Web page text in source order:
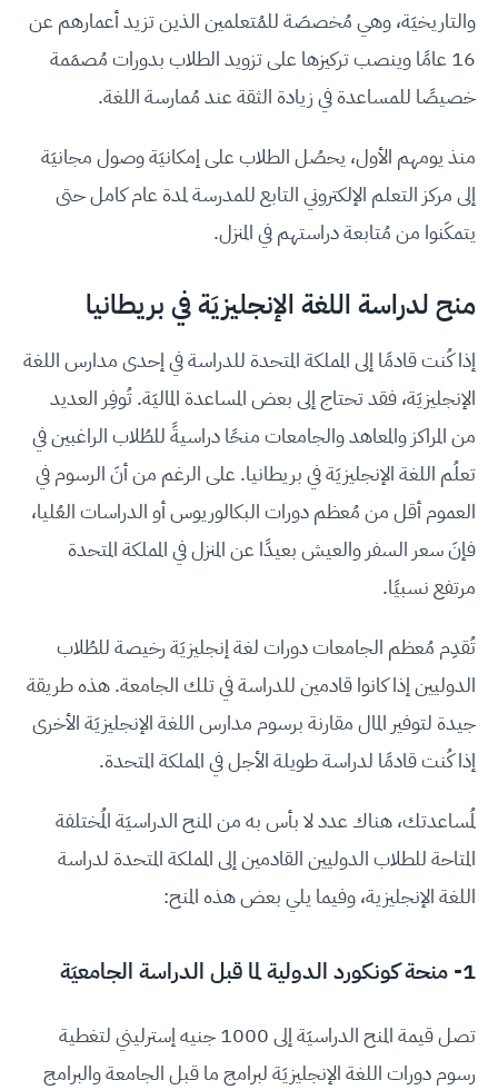
والتاريخيَة، وهي مُخصصَة للمُتعلمين الذين تزيد أعمارهم عن
16 عامًا وينصب تركيزها على تزويد الطلاب بدورات مُصمَمة
خصيصًا للمساعدة في زيادة الثقة عند مُمارسة اللغة.
منذ يومهم الأول، يحصُل الطلاب على إمكانيَة وصول مجانيَة
إلى مركز التعلم الإلكتروني التابع للمدرسة لمدة عام كامل حتى
يتمكَنوا من مُتابعة دراستهم في المنزل.
منح لدراسة اللغة الإنجليزيَة في بريطانيا
إذا كُنت قادمًا إلى المملكة المتحدة للدراسة في إحدى مدارس اللغة
الإنجليزيَة، فقد تحتاج إلى بعض المساعدة الماليَة. تُوفِر العديد
من المراكز والمعاهد والجامعات منحًا دراسيةً للطُلاب الراغبين في
تعلُم اللغة الإنجليزيَة في بريطانيا. على الرغم من أنَ الرسوم في
العموم أقل من مُعظم دورات البكالوريوس أو الدراسات العُليا،
فإنَ سعر السفر والعيش بعيدًا عن المنزل في المملكة المتحدة
مرتفع نسبيًا.
تُقدِم مُعظم الجامعات دورات لغة إنجليزيَة رخيصة للطُلاب
الدوليين إذا كانوا قادمين للدراسة في تلك الجامعة. هذه طريقة
جيدة لتوفير المال مقارنة برسوم مدارس اللغة الإنجليزيَة الأخرى
إذا كُنت قادمًا لدراسة طويلة الأجل في المملكة المتحدة.
لمُساعدتك، هناك عدد لا بأس به من المنح الدراسيَة المُختلفة
المتاحة للطلاب الدوليين القادمين إلى المملكة المتحدة لدراسة
اللغة الإنجليزية، وفيما يلي بعض هذه المنح:
1- منحة كونكورد الدولية لما قبل الدراسة الجامعيَة
تصل قيمة المنح الدراسيَة إلى 1000 جنيه إسترليني لتغطية
رسوم دورات اللغة الإنجليزيَة لبرامج ما قبل الجامعة والبرامج